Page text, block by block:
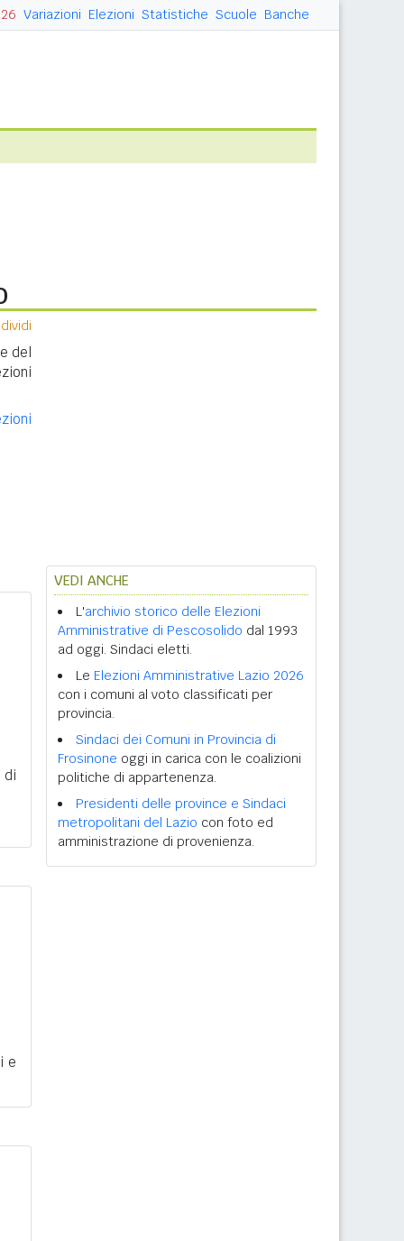
Variazioni Elezioni Statistiche Scuole Banche
del
di
e
VEDI ANCHE
L'archivio storico delle Elezioni
Amministrative di Pescosolido dal 1993
ad oggi. Sindaci eletti.
Le Elezioni Amministrative Lazio 2026
con i comuni al voto classificati per
provincia.
Sindaci dei Comuni in Provincia di
Frosinone oggi in carica con le coalizioni
politiche di appartenenza.
Presidenti delle province e Sindaci
metropolitani del Lazio con foto ed
amministrazione di provenienza.